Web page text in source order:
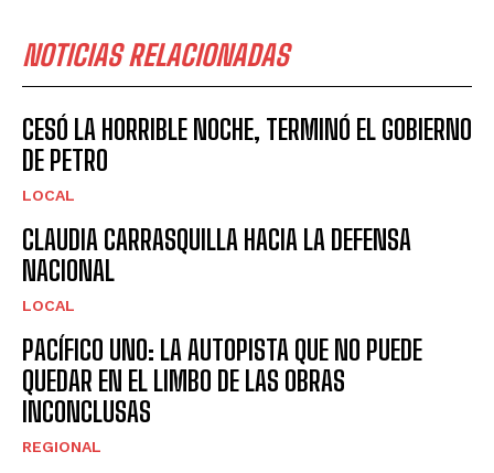
NOTICIAS RELACIONADAS
CESÓ LA HORRIBLE NOCHE, TERMINÓ EL GOBIERNO
DE PETRO
LOCAL
CLAUDIA CARRASQUILLA HACIA LA DEFENSA
NACIONAL
LOCAL
PACÍFICO UNO: LA AUTOPISTA QUE NO PUEDE
QUEDAR EN EL LIMBO DE LAS OBRAS
INCONCLUSAS
REGIONAL